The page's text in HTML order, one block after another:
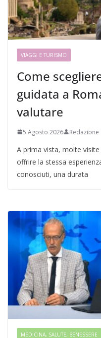
VIAGGI E TURISMO
Come
guidata a
valutare
5 Agosto 2026 Redazione
A prima vista, molte
offrire la stessa
conosciuti, una durata
MEDICINA, SALUTE, BENESSERE